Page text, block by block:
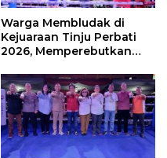
Warga Membludak di
Kejuaraan Tinju Perbati
2026, Memperebutkan